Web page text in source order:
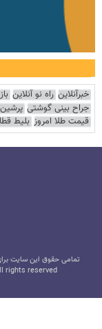
خبرآنلاین راه نو آنلاین
جراح بینی گوشتی
قیمت طلا امروز بلیط
تمامی حقوق این سایت
rights reserved